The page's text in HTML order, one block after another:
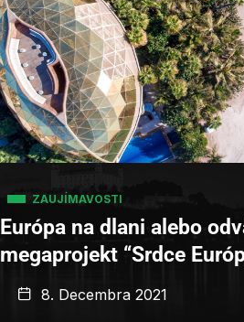
ZAUJÍMAVOSTI
Európa na dlani alebo
megaprojekt “Srdce
8. Decembra 2021